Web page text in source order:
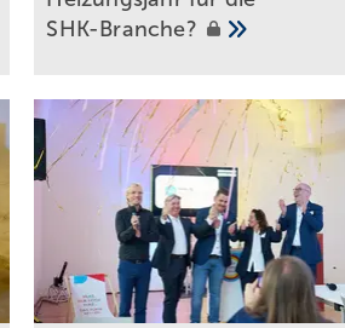
SHK-Branche?